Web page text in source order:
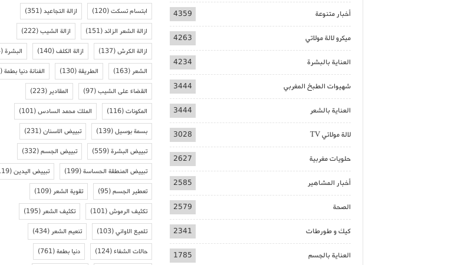
أخبار متنوعة 4359
ميكرو لالة مولاتي 4263
العناية بالبشرة 4234
شهيوات الطبخ المغربي 3444
العناية بالشعر 3444
لالة مولاتي TV 3028
حلويات مغربية 2627
أخبار المشاهير 2585
الصحة 2579
كيك و طورطات 2341
العناية بالجسم 1785
ابتسام تسكت(120) ازالة التجاعيد(351)
ازالة الشعر الزائد(151) ازالة الشيب(222)
ازالة الكرش(137) ازالة الكلف(140) البشرة(194)
الشعر(163) الطريقة(130) الفنانة دنيا بطمة(142)
القضاء على الشيب(97) المقادير(223)
المكونات(116) الملك محمد السادس(101)
بسمة بوسيل(139) تبييض الاسنان(231)
تبييض البشرة(559) تبييض الجسم(332)
تبييض المنطقة الحساسة(199) تبييض اليدين(119)
تعطير الجسم(95) تقوية الشعر(109)
تكثيف الرموش(101) تكثيف الشعر(195)
تلميع الاواني(103) تنعيم الشعر(434)
حالات الشفاء(124) دنيا بطمة(761)